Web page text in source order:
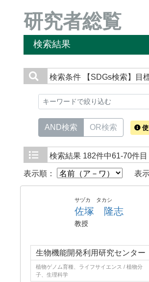
研究者総覧
検索結果
検索条件 【SDGs検索】目
AND検索 OR検索
検索結果 182件中61-70件目
表示順： 表
サヅカ タカシ
佐塚 隆志
教授
生物機能開発利用研究センター
植物ゲノム育種、ライフサイエンス / 植物分
子、生理科学